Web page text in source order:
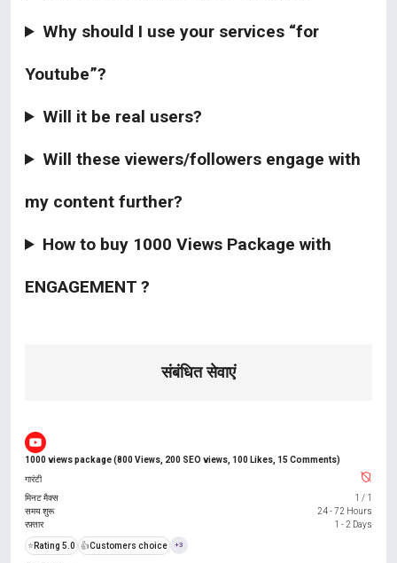
Why should I use your services “for
Youtube”?
Will it be real users?
Will these viewers/followers engage with
my content further?
How to buy 1000 Views Package with
ENGAGEMENT ?
संबंधित सेवाएं
1000 views package (800 Views, 200 SEO views, 100 Likes, 15 Comments)
गारंटी
मिनट मैक्स
1 / 1
समय शुरू
24 - 72 Hours
रफ़्तार
1 - 2 Days
⭐ Rating 5.0 👍Customers choice +3